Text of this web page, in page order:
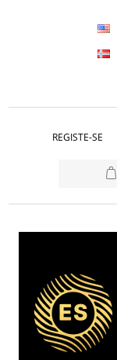
REGISTE-SE